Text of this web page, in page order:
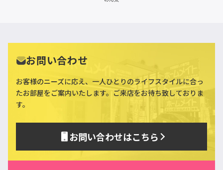
お問い合わせ
お客様のニーズに応え、一人ひとりのライフスタイルに合っ
たお部屋をご案内いたします。ご来店をお待ち致しておりま
す。
お問い合わせはこちら